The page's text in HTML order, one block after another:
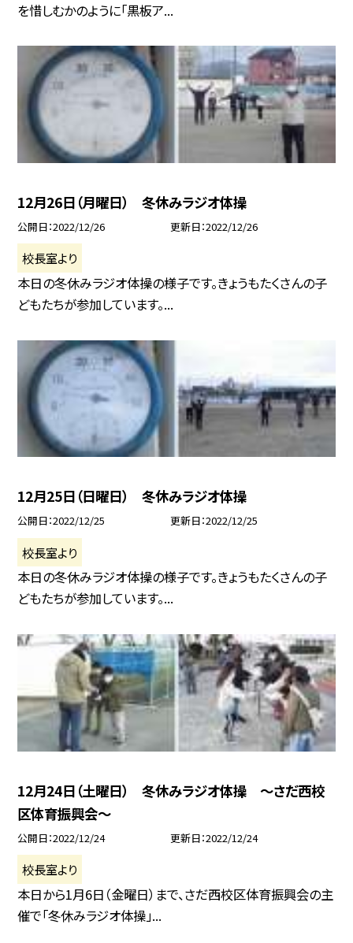
を惜しむかのように「黒板ア...
12月26日（月曜日） 冬休みラジオ体操
公開日 2022/12/26 更新日 2022/12/26
校長室より
本日の冬休みラジオ体操の様子です。きょうもたくさんの子
どもたちが参加しています。...
12月25日（日曜日） 冬休みラジオ体操
公開日 2022/12/25 更新日 2022/12/25
校長室より
本日の冬休みラジオ体操の様子です。きょうもたくさんの子
どもたちが参加しています。...
12月24日（土曜日） 冬休みラジオ体操 〜さだ西校
区体育振興会〜
公開日 2022/12/24 更新日 2022/12/24
校長室より
本日から1月6日（金曜日）まで、さだ西校区体育振興会の主
催で「冬休みラジオ体操」...